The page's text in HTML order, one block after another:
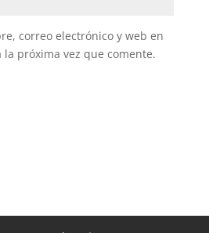
correo electrónico y web en
próxima vez que comente.